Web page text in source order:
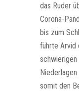
das Ruder
Corona-
bis zum
führte Arvid
schwierigen
Niederlagen
somit den